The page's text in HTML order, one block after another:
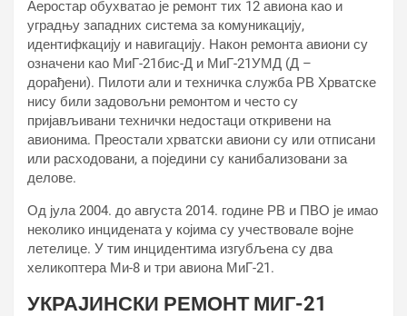
Аеростар обухватао је ремонт тих 12 авиона као и
уградњу западних система за комуникацију,
идентифкацију и навигацију. Након ремонта авиони су
означени као МиГ-21бис-Д и МиГ-21УМД (Д –
дорађени). Пилоти али и техничка служба РВ Хрватске
нису били задовољни ремонтом и често су
пријављивани технички недостаци откривени на
авионима. Преостали хрватски авиони су или отписани
или расходовани, а поједини су канибализовани за
делове.
Од јула 2004. до августа 2014. године РВ и ПВО је имао
неколико инцидената у којима су учествовале војне
летелице. У тим инцидентима изгубљена су два
хеликоптера Ми-8 и три авиона МиГ-21.
УКРАЈИНСКИ РЕМОНТ МИГ-21